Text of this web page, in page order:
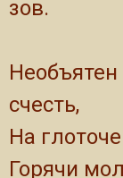
зов.
счесть,
На
Горячи